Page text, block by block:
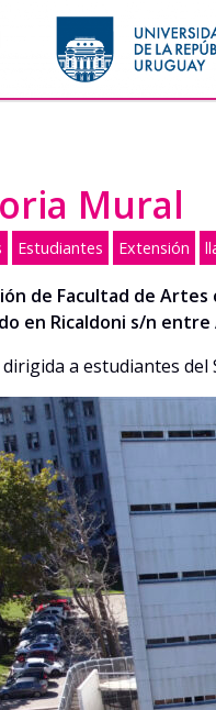
Mural
Estudiantes Extensión
de Facultad de
en Ricaldoni s/n
a estudiantes